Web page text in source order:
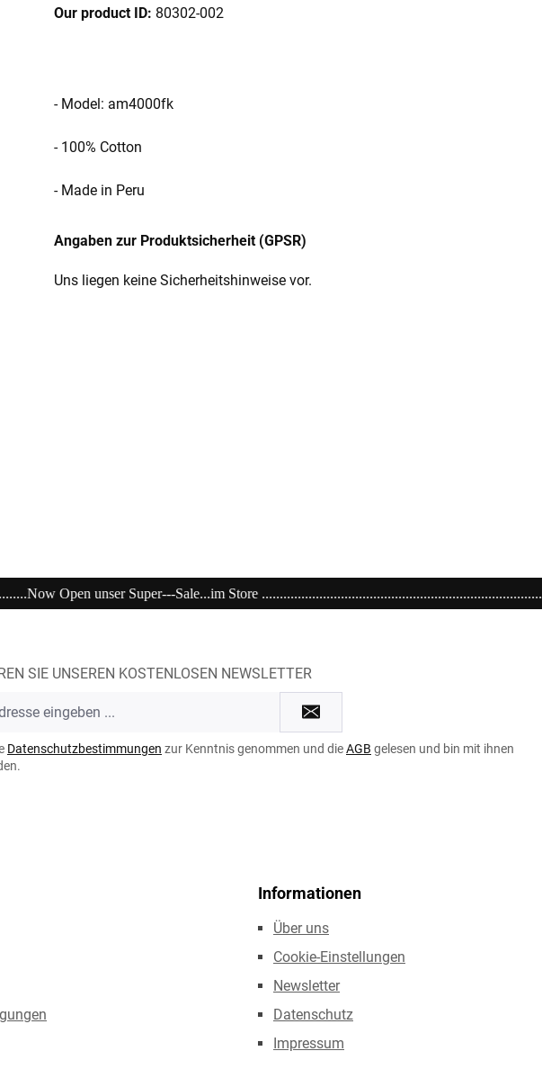
Our product ID: 80302-002
- Model: am4000fk
- 100% Cotton
- Made in Peru
Angaben zur Produktsicherheit (GPSR)
Uns liegen keine Sicherheitshinweise vor.
Store
SIE UNSEREN KOSTENLOSEN NEWSLETTER
Datenschutzbestimmungen zur Kenntnis genommen und dieAGB gelesen und bin mit ihnen
Informationen
Über uns
Cookie-Einstellungen
Newsletter
Datenschutz
Impressum